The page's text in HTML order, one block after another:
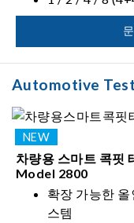
전원 보호 기
Automotive
차량용 스마트 콕핏
Model 2800
확장 가능한
스템